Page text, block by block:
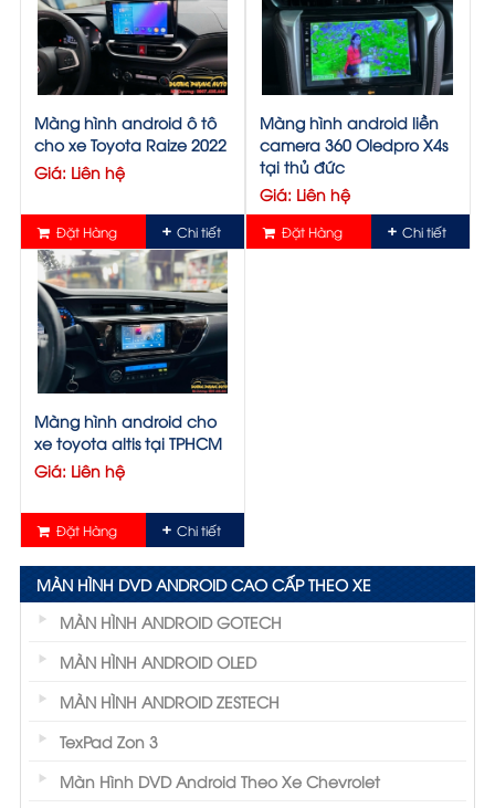
Màng hình android ô tô
cho xe Toyota Raize 2022
Giá: Liên hệ
Đặt Hàng Chi tiết
Màng hình android liền
camera 360 Oledpro X4s
tại thủ đức
Giá: Liên hệ
Đặt Hàng Chi tiết
Màng hình android cho
xe toyota altis tại TPHCM
Giá: Liên hệ
Đặt Hàng Chi tiết
MÀN HÌNH DVD ANDROID CAO CẤP THEO XE
MÀN HÌNH ANDROID GOTECH
MÀN HÌNH ANDROID OLED
MÀN HÌNH ANDROID ZESTECH
TexPad Zon 3
Màn Hình DVD Android Theo Xe Chevrolet